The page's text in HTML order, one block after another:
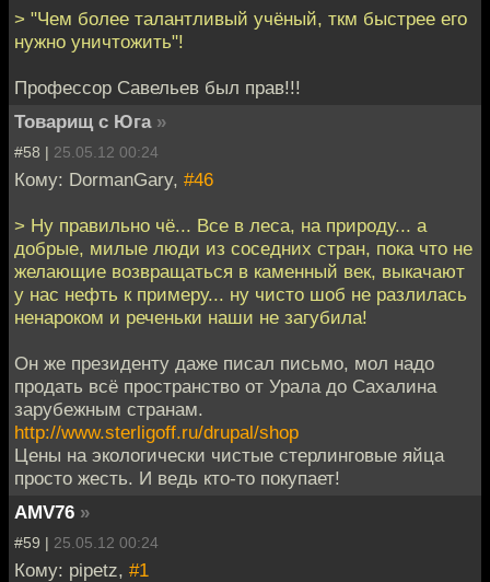
> "Чем более талантливый учёный, ткм быстрее его
нужно уничтожить"!
Профессор Савельев был прав!!!
Товарищ с Юга »
#58 | 25.05.12 00:24
Кому: DormanGary, #46
> Ну правильно чё... Все в леса, на природу... а
добрые, милые люди из соседних стран, пока что не
желающие возвращаться в каменный век, выкачают
у нас нефть к примеру... ну чисто шоб не разлилась
ненароком и реченьки наши не загубила!
Он же президенту даже писал письмо, мол надо
продать всё пространство от Урала до Сахалина
зарубежным странам.
http://www.sterligoff.ru/drupal/shop
Цены на экологически чистые стерлинговые яйца
просто жесть. И ведь кто-то покупает!
AMV76 »
#59 | 25.05.12 00:24
Кому: pipetz, #1